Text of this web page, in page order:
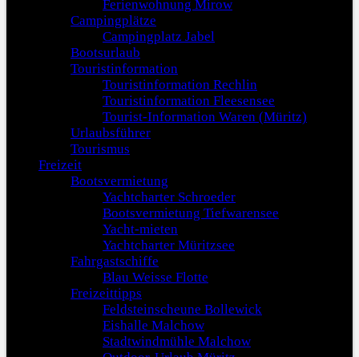
Ferienwohnung Mirow
Campingplätze
Campingplatz Jabel
Bootsurlaub
Touristinformation
Touristinformation Rechlin
Touristinformation Fleesensee
Tourist-Information Waren (Müritz)
Urlaubsführer
Tourismus
Freizeit
Bootsvermietung
Yachtcharter Schroeder
Bootsvermietung Tiefwarensee
Yacht-mieten
Yachtcharter Müritzsee
Fahrgastschiffe
Blau Weisse Flotte
Freizeittipps
Feldsteinscheune Bollewick
Eishalle Malchow
Stadtwindmühle Malchow